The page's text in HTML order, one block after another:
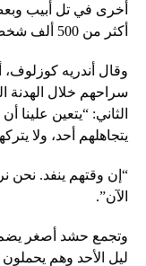
أخرى في تل أبيب
أكثر من 500 ألف شخص شاركوا في المظاهرات.
وقال أندريه
سراحهم خلال الهدنة
الثاني: “يتعين علينا
يتجاهلهم أحد، ولا
“إن وقتهم ينفد. نحن
الآن”.
وتجمع حشد أصغر
ليل الأحد وهم يحملون